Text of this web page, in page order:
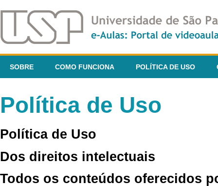
SOBRE COMO FUNCIONA POLÍTICA DE USO
Política de Uso
Política de Uso
Dos direitos intelectuais
Todos os conteúdos oferecidos